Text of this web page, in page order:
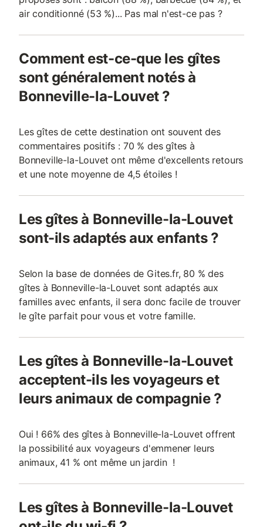
air conditionné (53 %)... Pas mal n'est-ce pas ?
Comment est-ce-que les gîtes
sont généralement notés à
Bonneville-la-Louvet ?
Les gîtes de cette destination ont souvent des
commentaires positifs : 70 % des gîtes à
Bonneville-la-Louvet ont même d'excellents retours
et une note moyenne de 4,5 étoiles !
Les gîtes à Bonneville-la-Louvet
sont-ils adaptés aux enfants ?
Selon la base de données de Gites.fr, 80 % des
gîtes à Bonneville-la-Louvet sont adaptés aux
familles avec enfants, il sera donc facile de trouver
le gîte parfait pour vous et votre famille.
Les gîtes à Bonneville-la-Louvet
acceptent-ils les voyageurs et
leurs animaux de compagnie ?
Oui ! 66% des gîtes à Bonneville-la-Louvet offrent
la possibilité aux voyageurs d'emmener leurs
animaux, 41 % ont même un jardin !
Les gîtes à Bonneville-la-Louvet